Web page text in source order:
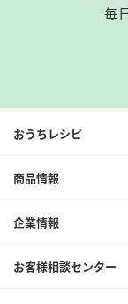
毎
おうちレシピ
商品情報
企業情報
お客様相談センター